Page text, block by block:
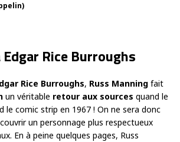
Rice Burroughs
Rice Burroughs, Russ Manning fait
un véritable retour aux sources quand le
le comic strip en 1967 ! On ne sera donc
un personnage plus respectueux
En à peine quelques pages, Russ